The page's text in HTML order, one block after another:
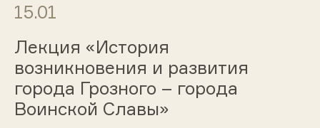
15.01
Лекция «История
возникновения и развития
города Грозного – города
Воинской Славы»